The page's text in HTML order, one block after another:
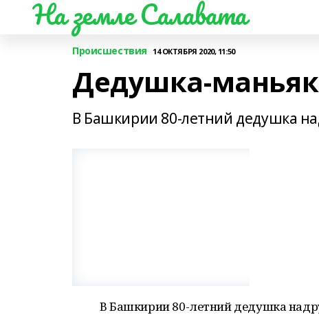
На земле Салавата
Происшествия 14 ОКТЯБРЯ 2020, 11:50
Дедушка-маньяк
В Башкирии 80-летний дедушка
В Башкирии 80-летний дедушка